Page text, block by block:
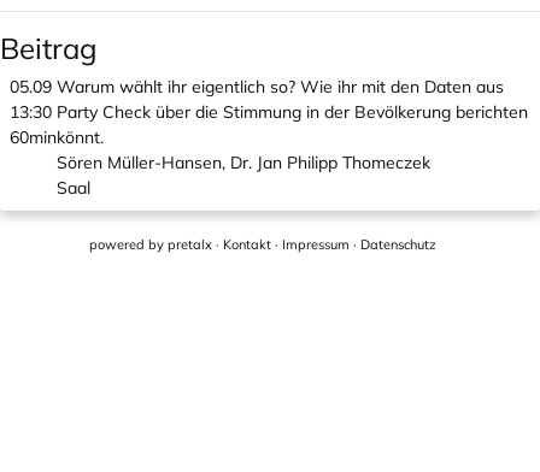
Beitrag
05.09
13:30
60min
Warum wählt ihr eigentlich so? Wie ihr mit den Daten aus
Party Check über die Stimmung in der Bevölkerung berichten
könnt.
Sören Müller-Hansen, Dr. Jan Philipp Thomeczek
Saal
powered by pretalx · Kontakt · Impressum · Datenschutz